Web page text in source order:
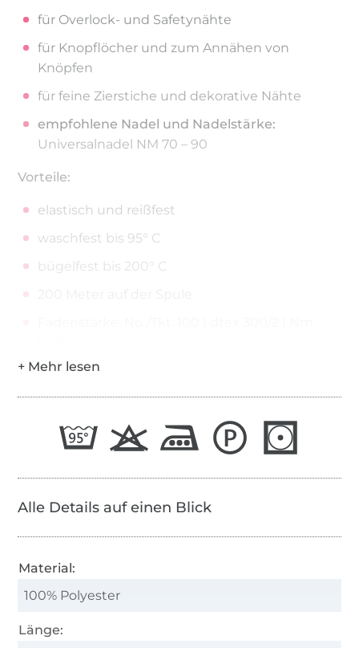
für Overlock- und Safetynähte
für Knopflöcher und zum Annähen von
Knöpfen
für feine Zierstiche und dekorative Nähte
empfohlene Nadel und Nadelstärke:
Universalnadel NM 70 – 90
Vorteile:
elastisch und reißfest
waschfest bis 95° C
bügelfest bis 200° C
Alle Details auf einen Blick
Material:
100% Polyester
Länge: